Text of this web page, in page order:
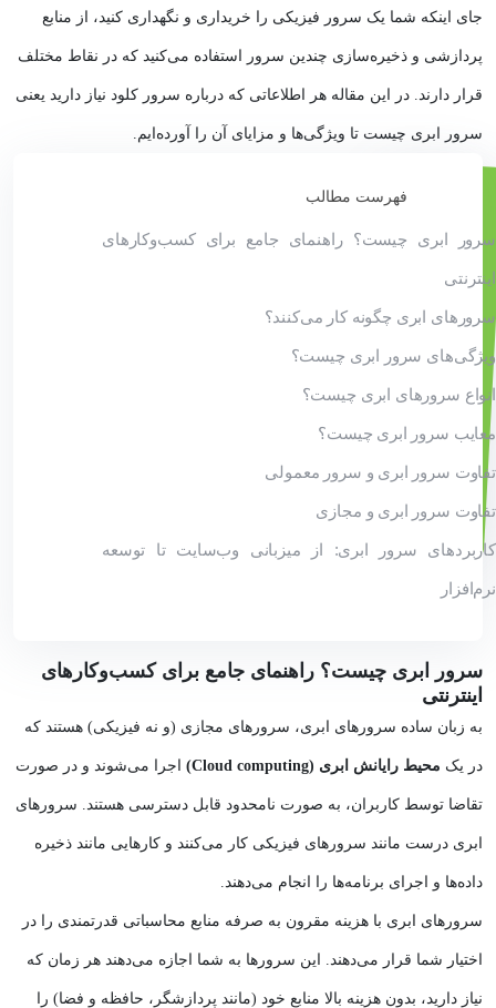
جای اینکه شما یک سرور فیزیکی را خریداری و نگهداری کنید، از منابع
پردازشی و ذخیره‌سازی چندین سرور استفاده می‌کنید که در نقاط مختلف
قرار دارند. در این مقاله هر اطلاعاتی که درباره سرور کلود نیاز دارید یعنی
سرور ابری چیست تا ویژگی‌ها و مزایای آن را آورده‌ایم.
فهرست مطالب
سرور ابری چیست؟ راهنمای جامع برای کسب‌وکارهای
اینترنتی
سرورهای ابری چگونه کار می‌کنند؟
ویژگی‌های سرور ابری چیست؟
انواع سرورهای ابری چیست؟
معایب سرور ابری چیست؟
تفاوت سرور ابری و سرور معمولی
تفاوت سرور ابری و مجازی
کاربردهای سرور ابری: از میزبانی وب‌سایت تا توسعه
نرم‌افزار
سرور ابری چیست؟ راهنمای جامع برای کسب‌وکارهای
اینترنتی
به زبان ساده سرورهای ابری، سرورهای مجازی (و نه فیزیکی) هستند که
در یک محیط رایانش ابری (Cloud computing) اجرا می‌شوند و در صورت
تقاضا توسط کاربران، به صورت نامحدود قابل دسترسی هستند. سرورهای
ابری درست مانند سرورهای فیزیکی کار می‌کنند و کارهایی مانند ذخیره
داده‌ها و اجرای برنامه‌ها را انجام می‌دهند.
سرورهای ابری با هزینه مقرون به صرفه منابع محاسباتی قدرتمندی را در
اختیار شما قرار می‌دهند. این سرورها به شما اجازه می‌دهند هر زمان که
نیاز دارید، بدون هزینه بالا منابع خود (مانند پردازشگر، حافظه و فضا) را